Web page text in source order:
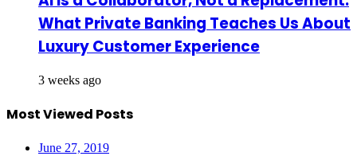
What Private Banking Teaches Us About
Luxury Customer Experience
3 weeks ago
Most Viewed Posts
June 27, 2019